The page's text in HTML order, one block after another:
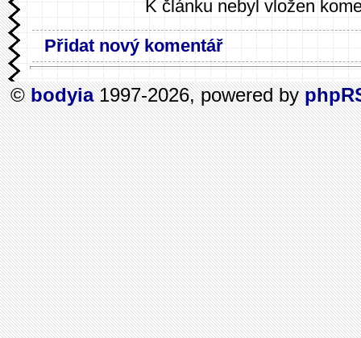
K článku nebyl vložen
Přidat nový komentář
©bodyia1997-2026, powered by